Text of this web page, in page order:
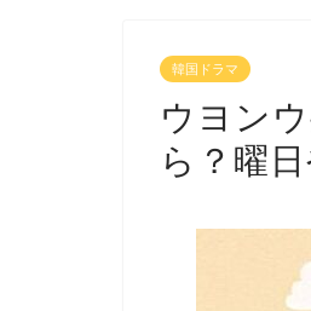
韓国ドラマ
ウヨン
ら？曜